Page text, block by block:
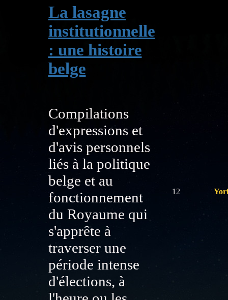
La lasagne
institutionnelle
: une histoire
belge
Compilations
d'expressions et
d'avis personnels
liés à la politique
belge et au
fonctionnement
du Royaume qui
s'apprête à
traverser une
période intense
d'élections, à
12